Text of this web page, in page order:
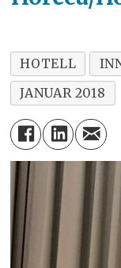
HOTELL
JANUAR 2018